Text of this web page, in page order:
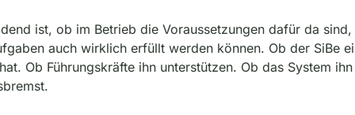
ist, ob im Betrieb die Voraussetzungen dafür da sind,
auch wirklich erfüllt werden können. Ob der SiBe
Ob Führungskräfte ihn unterstützen. Ob das System